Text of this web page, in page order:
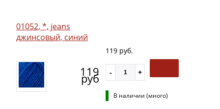
01052, *, jeans
джинсовый, синий
119
руб
119 руб.
В наличии (много)